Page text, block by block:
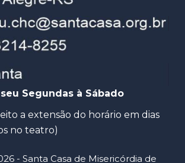
Segundas à Sábado
a extensão do horário em dias
no teatro)
- Santa Casa de Misericórdia de